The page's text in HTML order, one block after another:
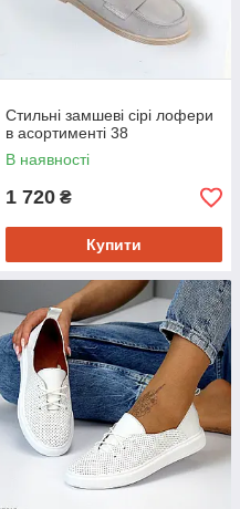
Стильні замшеві сірі лофери
в асортименті 38
В наявності
1 720 ₴
Купити